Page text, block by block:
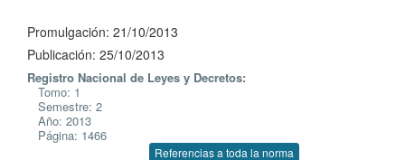
Promulgación: 21/10/2013
Publicación: 25/10/2013
Registro Nacional de Leyes y Decretos:
Tomo: 1
Semestre: 2
Año: 2013
Página: 1466
Referencias a toda la norma